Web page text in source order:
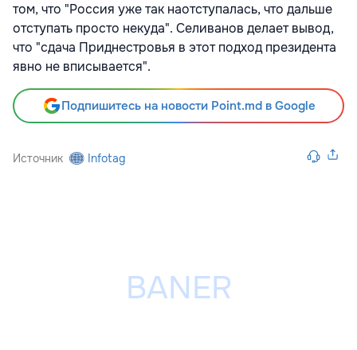
том, что "Россия уже так наотступалась, что дальше
отступать просто некуда". Селиванов делает вывод,
что "сдача Приднестровья в этот подход президента
явно не вписывается".
Подпишитесь на новости Point.md в Google
Источник Infotag